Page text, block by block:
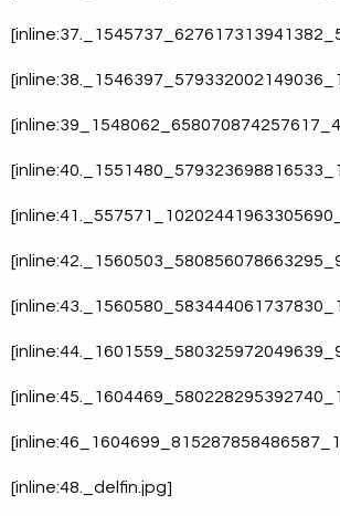
[inline:48._delfin.jpg]